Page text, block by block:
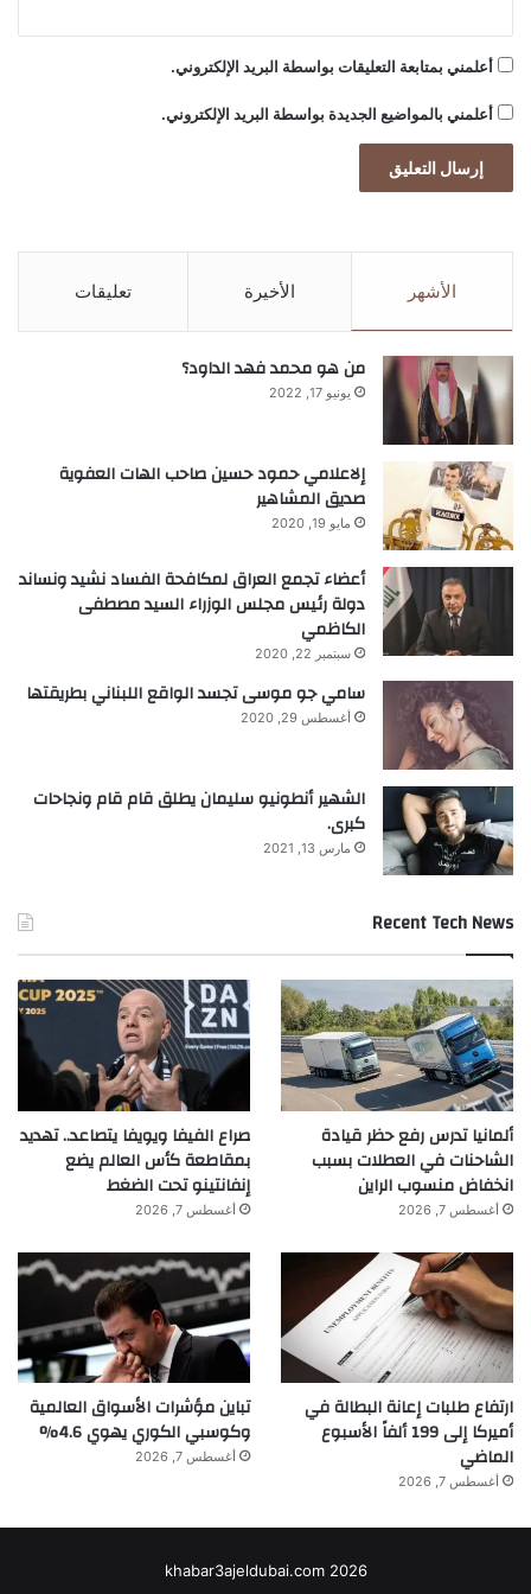
أعلمني بمتابعة التعليقات بواسطة البريد الإلكتروني.
أعلمني بالمواضيع الجديدة بواسطة البريد الإلكتروني.
الأشهر الأخيرة تعليقات
من هو محمد فهد الداود؟
يونيو 17, 2022
إلاعلامي حمود حسين صاحب الهات العفوية
صديق المشاهير
مايو 19, 2020
أعضاء تجمع العراق لمكافحة الفساد نشيد ونساند
دولة رئيس مجلس الوزراء السيد مصطفى
الكاظمي
سبتمبر 22, 2020
سامي جو موسى تجسد الواقع اللبناني بطريقتها
أغسطس 29, 2020
الشهير أنطونيو سليمان يطلق قام قام ونجاحات
كبرى.
مارس 13, 2021
Recent Tech News
ألمانيا تدرس رفع حظر قيادة
الشاحنات في العطلات بسبب
انخفاض منسوب الراين
أغسطس 7, 2026
صراع الفيفا ويويفا يتصاعد.. تهديد
بمقاطعة كأس العالم يضع
إنفانتينو تحت الضغط
أغسطس 7, 2026
ارتفاع طلبات إعانة البطالة في
أميركا إلى 199 ألفاً الأسبوع
الماضي
أغسطس 7, 2026
تباين مؤشرات الأسواق العالمية
وكوسبي الكوري يهوي 4.6%
أغسطس 7, 2026
khabar3ajeldubai.com 2026